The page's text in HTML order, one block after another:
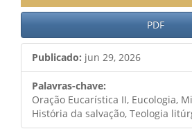
PDF
Publicado: jun 29, 2026
Palavras-chave:
Oração Eucarística II, Eucologia,
História da salvação, Teologia